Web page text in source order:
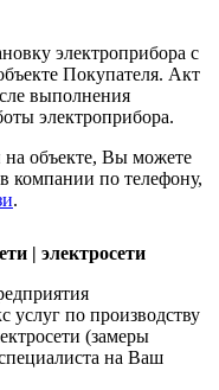
электроприбора с
Покупателя. Акт
выполнения
электроприбора.
на объекте, Вы можете
компании по телефону,
.
| электросети
по производству
(замеры
на Ваш